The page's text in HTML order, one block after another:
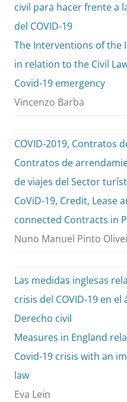
civil para hacer frente a
del COVID-19
The Interventions of the
in relation to the Civil
Covid-19 emergency
Vincenzo Barba
COVID-2019, Contratos
Contratos de
de viajes del Sector
CoViD-19, Credit, Lease
connected Contracts in
Nuno Manuel Pinto
Las medidas inglesas
crisis del COVID-19 en
Derecho civil
Measures in England
Covid-19 crisis with an
law
Eva Lein